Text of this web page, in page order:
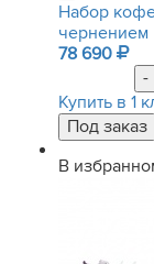
Набор
чернением
78 690
-
Купить в 1
В